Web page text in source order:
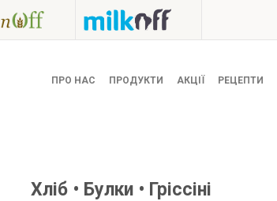
ПРО НАС ПРОДУКТИ АКЦІЇ РЕЦЕПТИ
Хліб • Булки • Гріссіні